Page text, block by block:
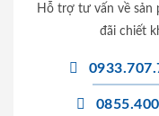
Hỗ trợ tư vấn về sản
đãi chiết